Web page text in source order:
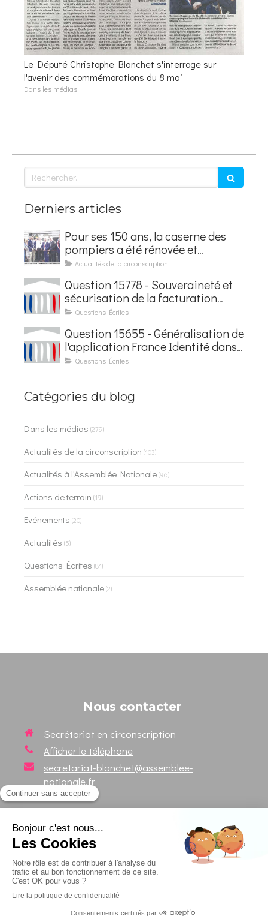
Le Député Christophe Blanchet s'interroge sur
l'avenir des commémorations du 8 mai
Dans les médias
Rechercher
Derniers articles
Pour ses 150 ans, la caserne des
pompiers a été rénovée et
baptisée au nom d'Hubert
Actualités de la circonscription
Question 15778 - Souveraineté et
sécurisation de la facturation
électronique
Questions Écrites
Question 15655 - Généralisation de
l'application France Identité dans
les contrôles du quotidien
Questions Écrites
Catégories du blog
Dans les médias (279)
Actualités de la circonscription (103)
Actualités à l'Assemblée Nationale(96)
Actions de terrain (19)
Evénements (20)
Actualités (5)
Questions Écrites (81)
Assemblée nationale(2)
Nous contacter
Secrétariat en circonscription
Afficher le téléphone
secretariat-blanchet@assemblee-
nationale.fr
Suivez votre Député sur les
réseaux sociaux